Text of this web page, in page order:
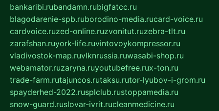
bankaribi.rubandamn.rubigfatcc.ru
blagodarenie-spb.ruborodino-media.rucard-voice.ru
cardvoice.ruzed-online.ruzvonitut.ruzebra-tlt.ru
zarafshan.ruyork-life.ruvintovoykompressor.ru
vladivostok-map.ruvlknrussia.ruwasabi-shop.ru
webamator.ruzaryna.ruyoutubefree.rux-ton.ru
trade-farm.rutajuncos.rutaksu.rutor-lyubov-i-grom.ru
spayderhed-2022.rusplclub.rustoppamedia.ru
snow-guard.ruslovar-ivrit.rucleanmedicine.ru